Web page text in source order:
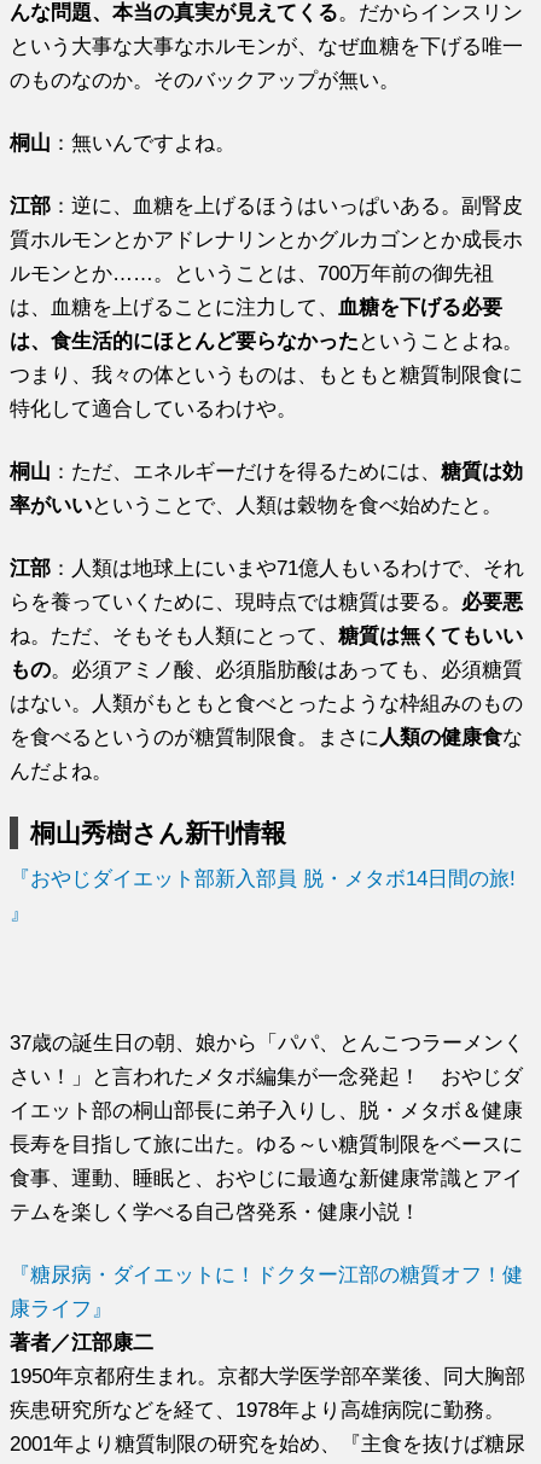
んな問題、本当の真実が見えてくる。だからインスリン
という大事な大事なホルモンが、なぜ血糖を下げる唯一
のものなのか。そのバックアップが無い。
桐山 ：無いんですよね。
江部 ：逆に、血糖を上げるほうはいっぱいある。副腎皮
質ホルモンとかアドレナリンとかグルカゴンとか成長ホ
ルモンとか……。ということは、700万年前の御先祖
は、血糖を上げることに注力して、 血糖を下げる必要
は、食生活的にほとんど要らなかった ということよね。
つまり、我々の体というものは、もともと糖質制限食に
特化して適合しているわけや。
桐山 ：ただ、エネルギーだけを得るためには、糖質は効
率がいいということで、人類は穀物を食べ始めたと。
江部 ：人類は地球上にいまや71億人もいるわけで、それ
らを養っていくために、現時点では糖質は要る。 必要悪
ね。ただ、そもそも人類にとって、糖質は無くてもいい
もの。必須アミノ酸、必須脂肪酸はあっても、必須糖質
はない。人類がもともと食べとったような枠組みのもの
を食べるというのが糖質制限食。まさに 人類の健康食な
んだよね。
桐山秀樹さん新刊情報
『おやじダイエット部新入部員 脱・メタボ14日間の旅!
』
37歳の誕生日の朝、娘から「パパ、とんこつラーメンく
さい！」と言われたメタボ編集が一念発起！ おやじダ
イエット部の桐山部長に弟子入りし、脱・メタボ＆健康
長寿を目指して旅に出た。ゆる～い糖質制限をベースに
食事、運動、睡眠と、おやじに最適な新健康常識とアイ
テムを楽しく学べる自己啓発系・健康小説！
『糖尿病・ダイエットに！ドクター江部の糖質オフ！健
康ライフ』
著者／江部康二
1950年京都府生まれ。京都大学医学部卒業後、同大胸部
疾患研究所などを経て、1978年より高雄病院に勤務。
2001年より糖質制限の研究を始め、『主食を抜けば糖尿